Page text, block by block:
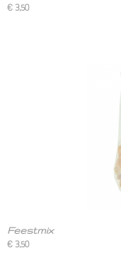
€ 3,50
Feestmix
€ 3,50